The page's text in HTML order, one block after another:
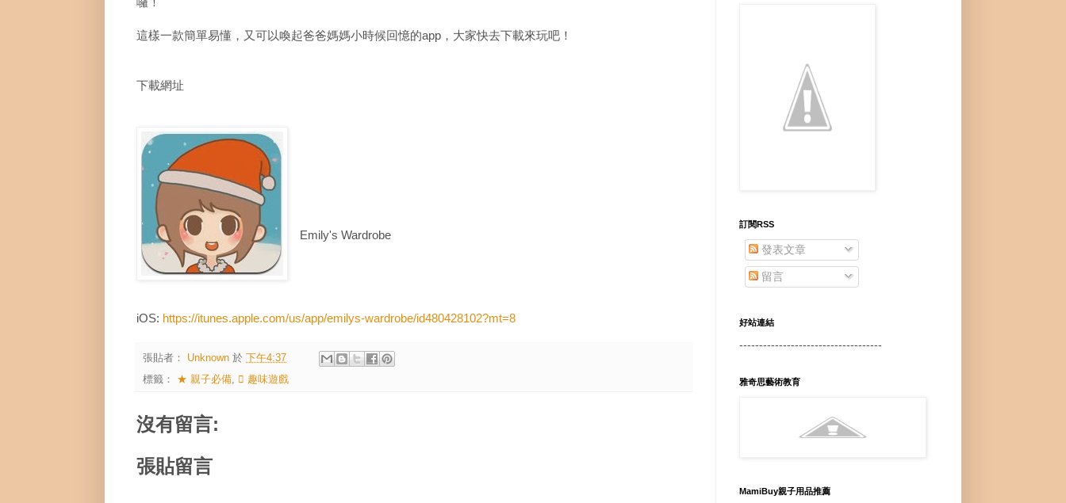
這樣一款簡單易懂，又可以喚起爸爸媽媽小時候回憶的app，大家快去下載來玩吧！
下載網址
Emily's Wardrobe
iOS: https://itunes.apple.com/us/app/emilys-wardrobe/id480428102?mt=8
張貼者： Unknown 於 下午4:37
標籤： ★ 親子必備,  趣味遊戲
沒有留言:
張貼留言
訂閱RSS
發表文章
留言
好站連結
------------------------------------
雅奇思藝術教育
MamiBuy親子用品推薦